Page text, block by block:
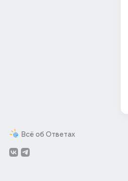
Всё об Ответах